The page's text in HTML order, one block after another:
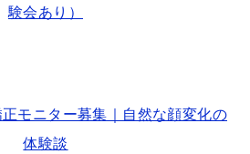
験会あり）
モニター募集｜自然な顔変化の
体験談